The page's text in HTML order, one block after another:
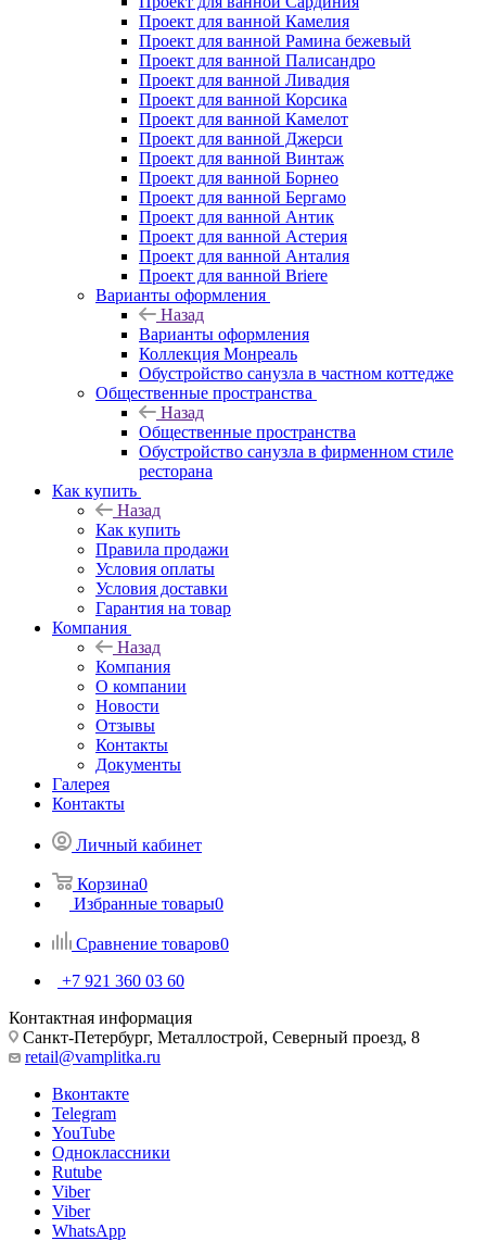
Проект для ванной Камелия
Проект для ванной Рамина бежевый
Проект для ванной Палисандро
Проект для ванной Ливадия
Проект для ванной Корсика
Проект для ванной Камелот
Проект для ванной Джерси
Проект для ванной Винтаж
Проект для ванной Борнео
Проект для ванной Бергамо
Проект для ванной Антик
Проект для ванной Астерия
Проект для ванной Анталия
Проект для ванной Briere
Варианты оформления
Назад
Варианты оформления
Коллекция Монреаль
Обустройство санузла в частном коттедже
Общественные пространства
Назад
Общественные пространства
Обустройство санузла в фирменном стиле
ресторана
Как купить
Назад
Как купить
Правила продажи
Условия оплаты
Условия доставки
Гарантия на товар
Компания
Назад
Компания
О компании
Новости
Отзывы
Контакты
Документы
Галерея
Контакты
Личный кабинет
Корзина0
Избранные товары0
Сравнение товаров0
+7 921 360 03 60
Контактная информация
Санкт-Петербург, Металлострой, Северный проезд, 8
retail@vamplitka.ru
Вконтакте
Telegram
YouTube
Одноклассники
Rutube
Viber
Viber
WhatsApp